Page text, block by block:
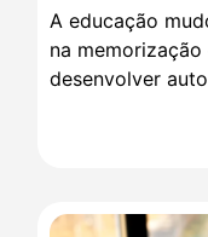
A educação
na
desenvolver